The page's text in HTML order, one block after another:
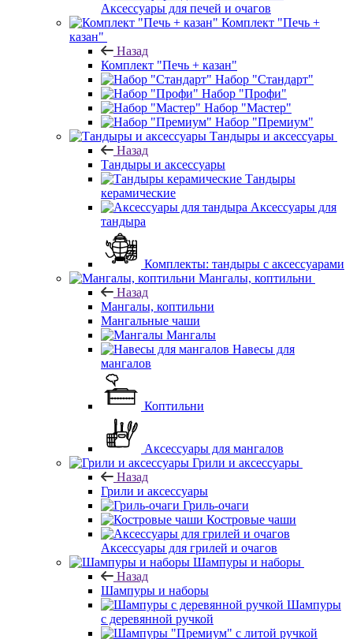
Аксессуары для печей и очагов
Комплект "Печь +
казан"
Назад
Комплект "Печь + казан"
Набор "Стандарт"
Набор "Профи"
Набор "Мастер"
Набор "Премиум"
Тандыры и аксессуары
Назад
Тандыры и аксессуары
Тандыры
керамические
Аксессуары для
тандыра
Комплекты: тандыры с аксессуарами
Мангалы, коптильни
Назад
Мангалы, коптильни
Мангальные чаши
Мангалы
Навесы для
мангалов
Коптильни
Аксессуары для мангалов
Грили и аксессуары
Назад
Грили и аксессуары
Гриль-очаги
Костровые чаши
Аксессуары для грилей и очагов
Шампуры и наборы
Назад
Шампуры и наборы
Шампуры
с деревянной ручкой